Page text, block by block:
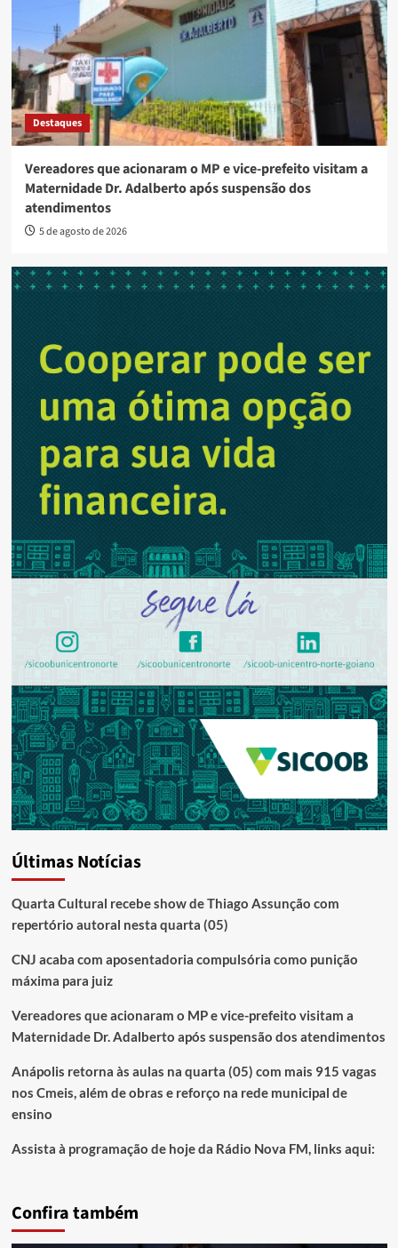
Destaques
Vereadores que acionaram o MP e vice-prefeito visitam a
Maternidade Dr. Adalberto após suspensão dos
atendimentos
5 de agosto de 2026
Últimas Notícias
Quarta Cultural recebe show de Thiago Assunção com
repertório autoral nesta quarta (05)
CNJ acaba com aposentadoria compulsória como punição
máxima para juiz
Vereadores que acionaram o MP e vice-prefeito visitam a
Maternidade Dr. Adalberto após suspensão dos atendimentos
Anápolis retorna às aulas na quarta (05) com mais 915 vagas
nos Cmeis, além de obras e reforço na rede municipal de
ensino
Assista à programação de hoje da Rádio Nova FM, links aqui:
Confira também